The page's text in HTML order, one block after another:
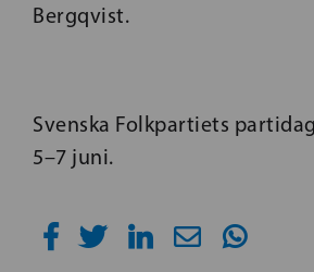
Bergqvist.
Svenska Folkpartiets
5–7 juni.